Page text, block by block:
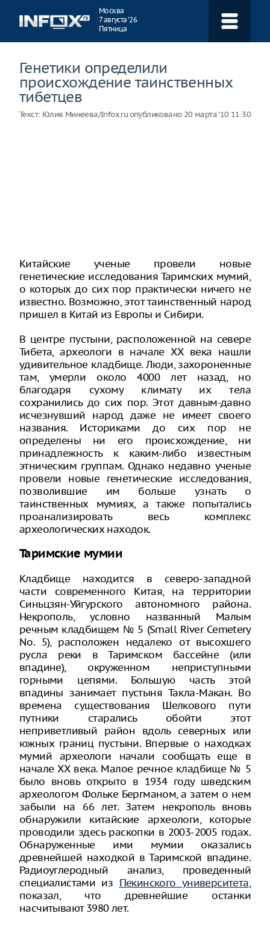
Москва
7 августа ‘26
Пятница
Генетики определили
происхождение таинственных
тибетцев
Текст: Юлия Минеева/Infox.ruопубликовано 20 марта ‘10 11:30
Китайские ученые провели новые
генетические исследования Таримских мумий,
о которых до сих пор практически ничего не
известно. Возможно, этот таинственный народ
пришел в Китай из Европы и Сибири.
В центре пустыни, расположенной на севере
Тибета, археологи в начале XX века нашли
удивительное кладбище. Люди, захороненные
там, умерли около 4000 лет назад, но
благодаря сухому климату их тела
сохранились до сих пор. Этот давным-давно
исчезнувший народ даже не имеет своего
названия. Историками до сих пор не
определены ни его происхождение, ни
принадлежность к каким-либо известным
этническим группам. Однако недавно ученые
провели новые генетические исследования,
позволившие им больше узнать о
таинственных мумиях, а также попытались
проанализировать весь комплекс
археологических находок.
Таримские мумии
Кладбище находится в северо-западной
части современного Китая, на территории
Синьцзян-Уйгурского автономного района.
Некрополь, условно названный Малым
речным кладбищем № 5 (Small River Cemetery
No. 5), расположен недалеко от высохшего
русла реки в Таримском бассейне (или
впадине), окруженном неприступными
горными цепями. Большую часть этой
впадины занимает пустыня Такла-Макан. Во
времена существования Шелкового пути
путники старались обойти этот
неприветливый район вдоль северных или
южных границ пустыни. Впервые о находках
мумий археологи начали сообщать еще в
начале XX века. Малое речное кладбище № 5
было вновь открыто в 1934 году шведским
археологом Фольке Бергманом, а затем о нем
забыли на 66 лет. Затем некрополь вновь
обнаружили китайские археологи, которые
проводили здесь раскопки в 2003-2005 годах.
Обнаруженные ими мумии оказались
древнейшей находкой в Таримской впадине.
Радиоуглеродный анализ, проведенный
специалистами из Пекинского университета,
показал, что древнейшие останки
насчитывают 3980 лет.